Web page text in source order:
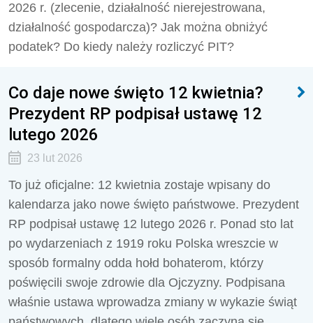
2026 r. (zlecenie, działalność nierejestrowana,
działalność gospodarcza)? Jak można obniżyć
podatek? Do kiedy należy rozliczyć PIT?
Co daje nowe święto 12 kwietnia?
Prezydent RP podpisał ustawę 12
lutego 2026
23 lut 2026
To już oficjalne: 12 kwietnia zostaje wpisany do
kalendarza jako nowe święto państwowe. Prezydent
RP podpisał ustawę 12 lutego 2026 r. Ponad sto lat
po wydarzeniach z 1919 roku Polska wreszcie w
sposób formalny odda hołd bohaterom, którzy
poświęcili swoje zdrowie dla Ojczyzny. Podpisana
właśnie ustawa wprowadza zmiany w wykazie świąt